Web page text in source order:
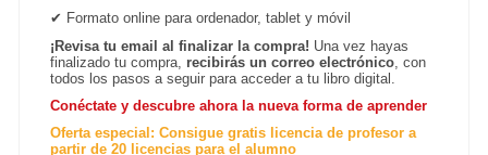
✔ Formato online para ordenador, tablet y móvil
¡Revisa tu email al finalizar la compra! Una vez hayas
finalizado tu compra, recibirás un correo electrónico , con
todos los pasos a seguir para acceder a tu libro digital.
Conéctate y descubre ahora la nueva forma de aprender
Oferta especial: Consigue gratis licencia de profesor a
partir de 20 licencias para el alumno